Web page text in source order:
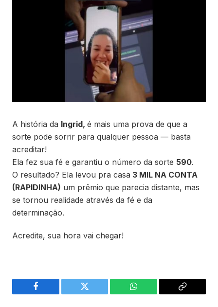
A história da Ingrid, é mais uma prova de que a
sorte pode sorrir para qualquer pessoa — basta
acreditar!
Ela fez sua fé e garantiu o número da sorte 590.
O resultado? Ela levou pra casa 3 MIL NA CONTA
(RAPIDINHA) um prêmio que parecia distante, mas
se tornou realidade através da fé e da
determinação.
Acredite, sua hora vai chegar!
Facebook Twitter WhatsApp
Copiar